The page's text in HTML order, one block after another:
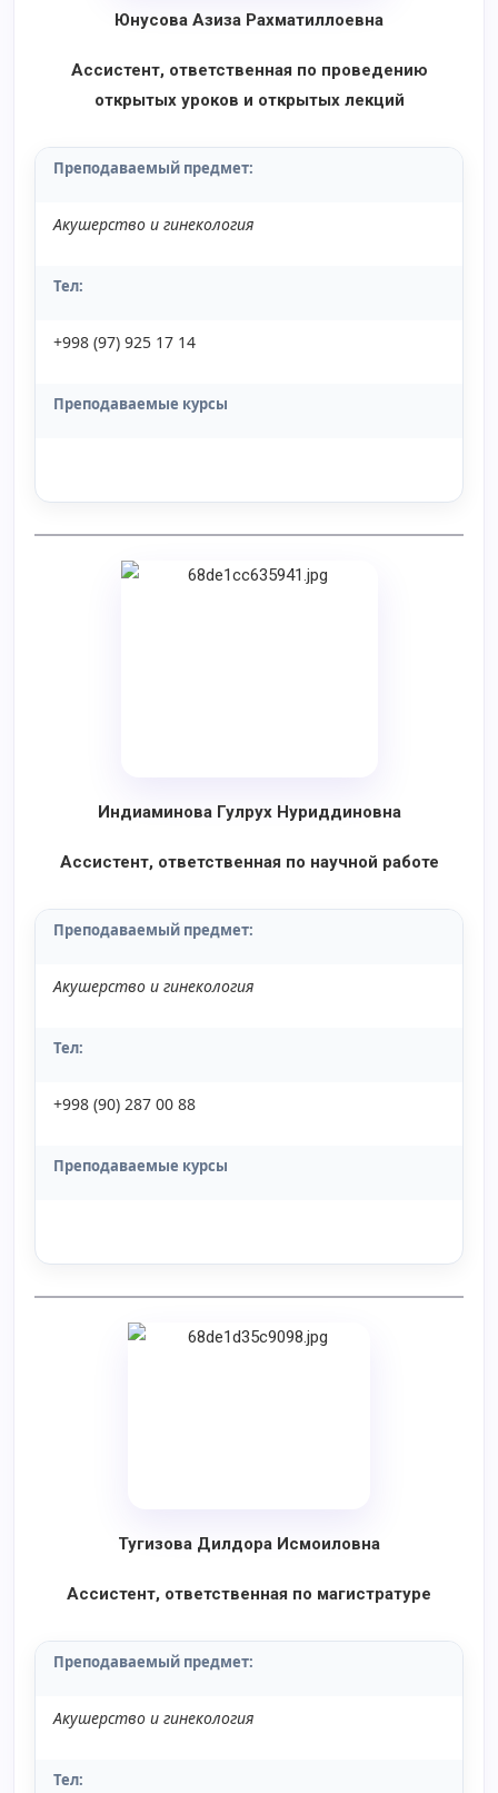
Юнусова Азиза Рахматиллоевна
Ассистент, ответственная по проведению
открытых уроков и открытых лекций
Преподаваемый предмет:
Акушерство и гинекология
Тел:
+998 (97) 925 17 14
Преподаваемые курсы
Индиаминова Гулрух Нуриддиновна
Ассистент, ответственная по научной работе
Преподаваемый предмет:
Акушерство и гинекология
Тел:
+998 (90) 287 00 88
Преподаваемые курсы
Тугизова Дилдора Исмоиловна
Ассистент, ответственная по магистратуре
Преподаваемый предмет:
Акушерство и гинекология
Тел: